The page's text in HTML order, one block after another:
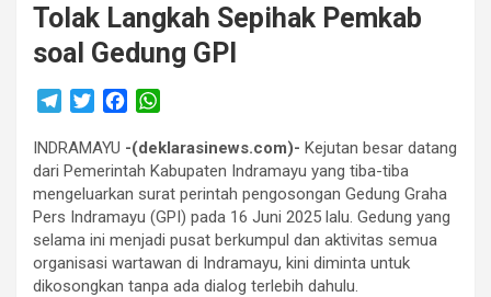
Tolak Langkah Sepihak Pemkab
soal Gedung GPI
l
e
g
r
a
m
i
t
t
e
r
c
e
b
o
o
k
a
t
s
A
p
p
INDRAMAYU -(deklarasinews.com)- Kejutan besar datang
dari Pemerintah Kabupaten Indramayu yang tiba-tiba
mengeluarkan surat perintah pengosongan Gedung Graha
Pers Indramayu (GPI) pada 16 Juni 2025 lalu. Gedung yang
selama ini menjadi pusat berkumpul dan aktivitas semua
organisasi wartawan di Indramayu, kini diminta untuk
dikosongkan tanpa ada dialog terlebih dahulu.